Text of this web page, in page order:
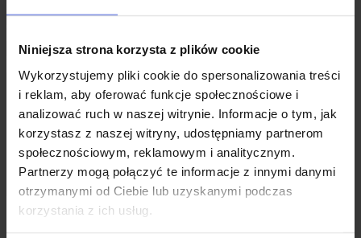
Niniejsza strona korzysta z plików cookie
Wykorzystujemy pliki cookie do spersonalizowania treści
i reklam, aby oferować funkcje społecznościowe i
analizować ruch w naszej witrynie. Informacje o tym, jak
korzystasz z naszej witryny, udostępniamy partnerom
społecznościowym, reklamowym i analitycznym.
Partnerzy mogą połączyć te informacje z innymi danymi
otrzymanymi od Ciebie lub uzyskanymi podczas
korzystania z ich usług.
Wyrażam zgodę na przetwarzanie moich danych osobowych